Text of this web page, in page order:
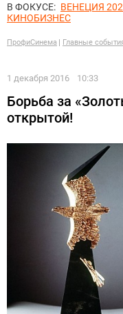
В ФОКУСЕ: ВЕНЕЦИЯ
КИНОБИЗНЕС
ПрофиСинема Главные
1 декабря 2016 10:33
Борьба за
открытой!